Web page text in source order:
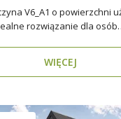
V6_A1 o powierzchni
rozwiązanie dla osób
WIĘCEJ